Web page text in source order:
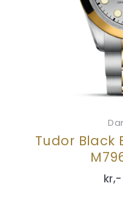
Tudor Black
kr,-